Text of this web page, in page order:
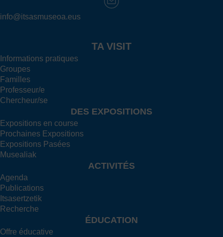
info@itsasmuseoa.eus
TA VISIT
Informations pratiques
Groupes
Familles
Professeur/e
Chercheur/se
DES EXPOSITIONS
Expositions en course
Prochaines Expositions
Expositions Pasées
Musealiak
ACTIVITÉS
Agenda
Publications
Itsasertzetik
Recherche
ÉDUCATION
Offre éducative